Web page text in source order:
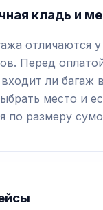
кладь и
отличаются у
Перед
ли багаж
место и
по размеру